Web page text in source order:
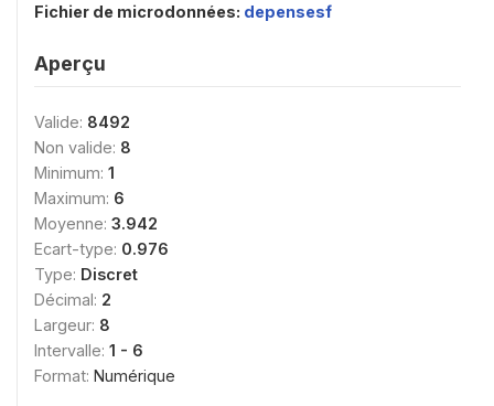
Fichier de microdonnées: depensesf
Aperçu
Valide: 8492
Non valide: 8
Minimum: 1
Maximum: 6
Moyenne: 3.942
Ecart-type: 0.976
Type: Discret
Décimal: 2
Largeur: 8
Intervalle: 1 - 6
Format: Numérique